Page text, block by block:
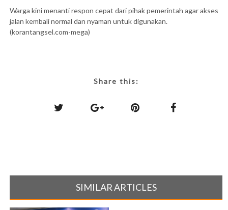
Warga kini menanti respon cepat dari pihak pemerintah agar akses
jalan kembali normal dan nyaman untuk digunakan.
(korantangsel.com-mega)
Share this:
SIMILAR ARTICLES